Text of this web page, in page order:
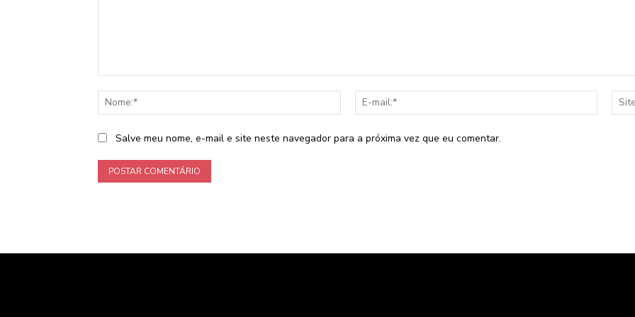
Nome:*
mail:*
Salve meu nome, e-mail e site neste navegador para a próxima vez que eu comentar.